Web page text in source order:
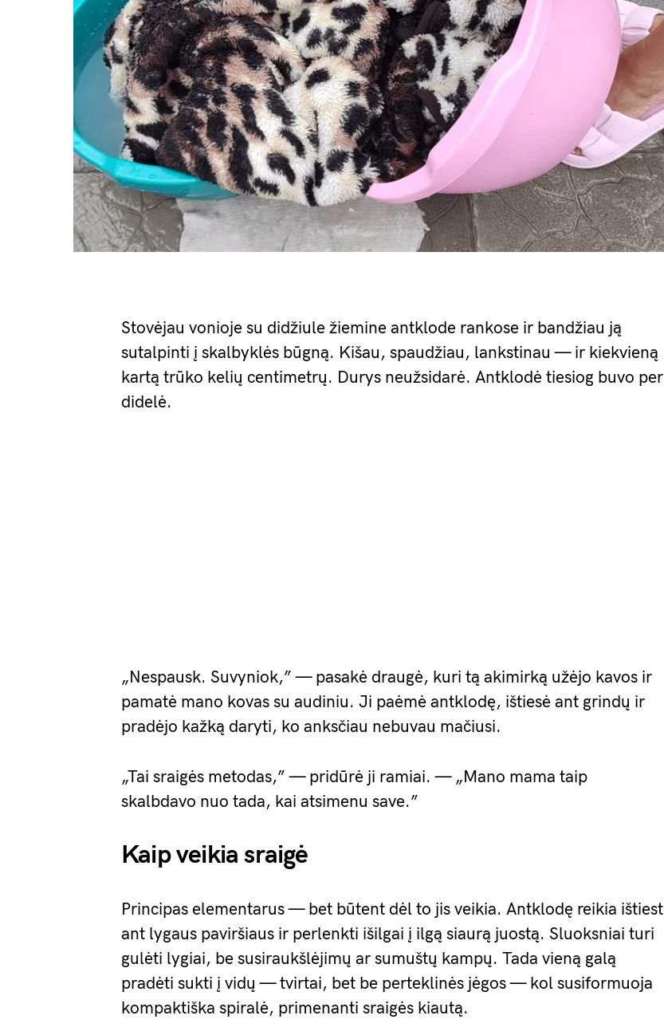
Stovėjau vonioje su didžiule žiemine antklode rankose ir bandžiau ją
sutalpinti į skalbyklės būgną. Kišau, spaudžiau, lankstinau — ir kiekvieną
kartą trūko kelių centimetrų. Durys neužsidarė. Antklodė tiesiog buvo per
didelė.
„Nespausk. Suvyniok,” — pasakė draugė, kuri tą akimirką užėjo kavos ir
pamatė mano kovas su audiniu. Ji paėmė antklodę, ištiesė ant grindų ir
pradėjo kažką daryti, ko anksčiau nebuvau mačiusi.
„Tai sraigės metodas,” — pridūrė ji ramiai. — „Mano mama taip
skalbdavo nuo tada, kai atsimenu save.”
Kaip veikia sraigė
Principas elementarus — bet būtent dėl to jis veikia. Antklodę reikia ištiest
ant lygaus paviršiaus ir perlenkti išilgai į ilgą siaurą juostą. Sluoksniai turi
gulėti lygiai, be susiraukšlėjimų ar sumuštų kampų. Tada vieną galą
pradėti sukti į vidų — tvirtai, bet be perteklinės jėgos — kol susiformuoja
kompaktiška spiralė, primenanti sraigės kiautą.